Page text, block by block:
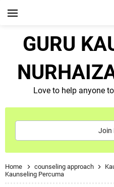
GURU
Love to help anyone
Join
Home counseling approach
Kaunseling Percuma